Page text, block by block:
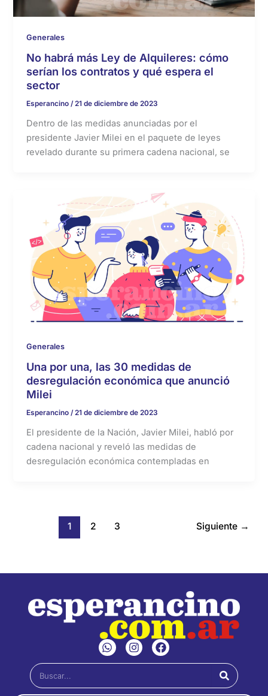
Generales
No habrá más Ley de Alquileres: cómo
serían los contratos y qué espera el
sector
Esperancino/21 de diciembre de 2023
Dentro de las medidas anunciadas por el
presidente Javier Milei en el paquete de leyes
revelado durante su primera cadena nacional, se
Generales
Una por una, las 30 medidas de
desregulación económica que anunció
Milei
Esperancino/21 de diciembre de 2023
El presidente de la Nación, Javier Milei, habló por
cadena nacional y reveló las medidas de
desregulación económica contempladas en
1 2 3 Siguiente →
W
h
a
s
I
n
s
a
F
a
c
b
Buscar